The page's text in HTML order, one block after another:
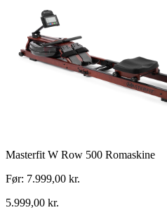
Masterfit W Row 500 Romaskine
Før: 7.999,00 kr.
5.999,00 kr.